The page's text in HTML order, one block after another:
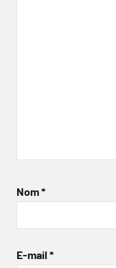
Nom*
E-mail *